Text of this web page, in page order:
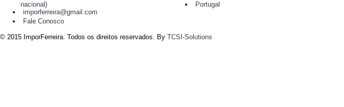
nacional)
imporferreira@gmail.com
Fale Conosco
Portugal
© 2015 ImporFerreira. Todos os direitos reservados. By TCSI-Solutions